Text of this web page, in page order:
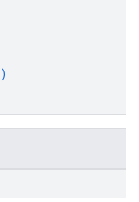
)